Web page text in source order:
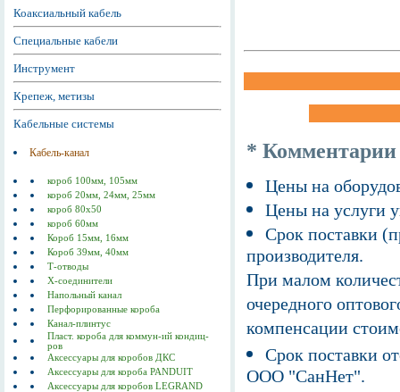
Коаксиальный кабель
Специальные кабели
Инструмент
Крепеж, метизы
Кабельные системы
Кабель-канал
короб 100мм, 105мм
короб 20мм, 24мм, 25мм
короб 80х50
короб 60мм
Короб 15мм, 16мм
Короб 39мм, 40мм
Т-отводы
Х-соединители
Напольный канал
Перфорированные короба
Канал-плинтус
Пласт. короба для коммун-ий кондиц-
ров
Аксессуары для коробов ДКС
Аксессуары для короба PANDUIT
Аксессуары для коробов LEGRAND
* Комментарии
Цены на
Цены на услуги
Срок поставки
производителя.
При малом
очередного
компенсации
Срок поставки
ООО "СанНет".